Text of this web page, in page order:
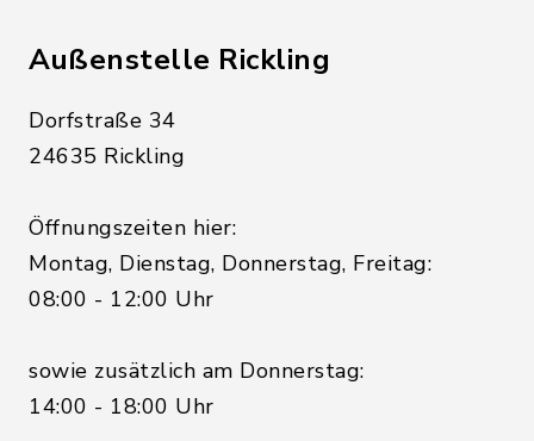
Außenstelle Rickling
Dorfstraße 34
24635 Rickling
Öffnungszeiten hier:
Montag, Dienstag, Donnerstag, Freitag:
08:00 - 12:00 Uhr
sowie zusätzlich am Donnerstag:
14:00 - 18:00 Uhr